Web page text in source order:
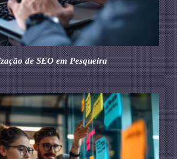
de SEO em Pesqueira